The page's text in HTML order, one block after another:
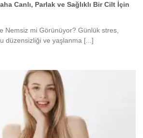
Canlı, Parlak ve Sağlıklı Bir Cilt İçin
Nemsiz mi Görünüyor? Günlük stres,
düzensizliği ve yaşlanma [...]